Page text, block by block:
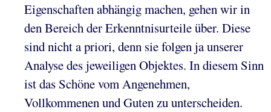
Eigenschaften abhängig machen, gehen wir in
den Bereich der Erkenntnisurteile über. Diese
sind nicht a priori, denn sie folgen ja unserer
Analyse des jeweiligen Objektes. In diesem Sinn
ist das Schöne vom Angenehmen,
Vollkommenen und Guten zu unterscheiden.